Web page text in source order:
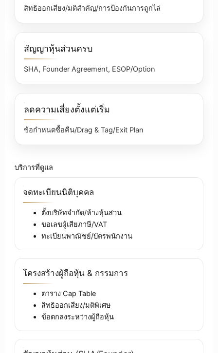
สิทธิออกเสียง/มติสำคัญ/การป้องกันการถูกไล่
สัญญาหุ้นส่วนครบ
SHA, Founder Agreement, ESOP/Option
ลดความเสี่ยงตั้งแต่เริ่ม
ข้อกำหนดซื้อคืน/Drag & Tag/Exit Plan
บริการที่ดูแล
จดทะเบียนนิติบุคคล
ตั้งบริษัทจำกัด/ห้างหุ้นส่วน
ขอเลขผู้เสียภาษี/VAT
ทะเบียนพาณิชย์/บัตรพนักงาน
โครงสร้างผู้ถือหุ้น & กรรมการ
ตาราง Cap Table
สิทธิออกเสียง/มติพิเศษ
ข้อตกลงระหว่างผู้ถือหุ้น